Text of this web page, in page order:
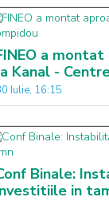
a
Kanal -
Iulie, 16:15
Binale:
in